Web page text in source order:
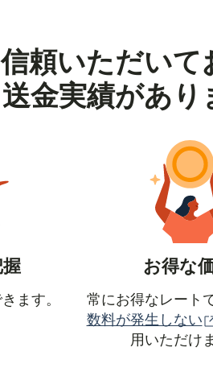
頼いただいて
金実績があり
ます。
お得な
常にお得なレートで
数料が発生しない
用いただけ